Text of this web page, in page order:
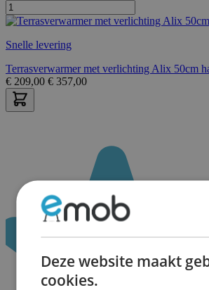
Snelle levering
Terrasverwarmer met verlichting Alix 50cm
€ 209,00 € 357,00
Deze website maakt
cookies.